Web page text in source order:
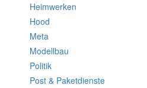
Heimwerken
Hood
Meta
Modellbau
Politik
Post & Paketdienste